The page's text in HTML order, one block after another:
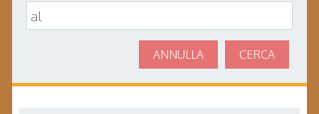
CERCA
ANNULLA